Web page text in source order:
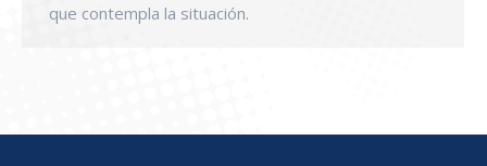
que contempla la situación.